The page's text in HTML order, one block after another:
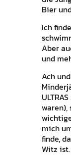
Bier
Ich
Aber
und
Ach
mich
finde,
Witz ist.